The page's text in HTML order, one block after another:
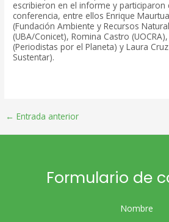
escribieron en el informe y participaron
conferencia, entre ellos Enrique
(Fundación Ambiente y Recursos
(UBA/Conicet), Romina Castro
(Periodistas por el Planeta) y Laura
Sustentar).
Post
← Entrada anterior
Formulario de
Nombre